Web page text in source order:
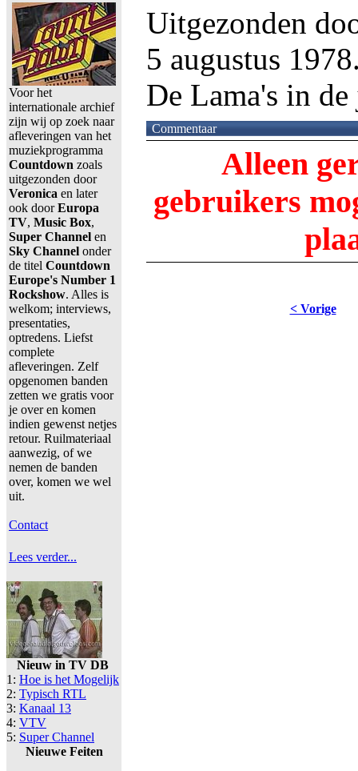
Voor het
internationale archief
zijn wij op zoek naar
afleveringen van het
muziekprogramma
Countdown zoals
uitgezonden door
Veronica en later
ook doorEuropa
TV, Music Box,
Super Channel en
Sky Channel onder
de titel Countdown
Europe's Number 1
Rockshow. Alles is
welkom; interviews,
presentaties,
optredens. Liefst
complete
afleveringen. Zelf
opgenomen banden
zetten we gratis voor
je over en komen
indien gewenst netjes
retour. Ruilmateriaal
aanwezig, of we
nemen de banden
over, komen we wel
uit.
Contact
Lees verder...
Nieuw in TV DB
1: Hoe is het Mogelijk
2: Typisch RTL
3: Kanaal 13
4: VTV
5: Super Channel
Nieuwe Feiten
Uitgezonden
5 augustus
De Lama's in de
Commentaar
Alleen
gebruikers
< Vorige